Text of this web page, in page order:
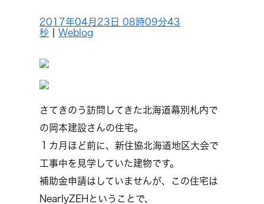
2017年04月23日 08時09分43
秒
Weblog
さてきのう訪問してきた北海道幕別札内で
の岡本建設さんの住宅。
１カ月ほど前に、新住協北海道地区大会で
工事中を見学していた建物です。
補助金申請はしていませんが、この住宅は
NearlyZEHということで、